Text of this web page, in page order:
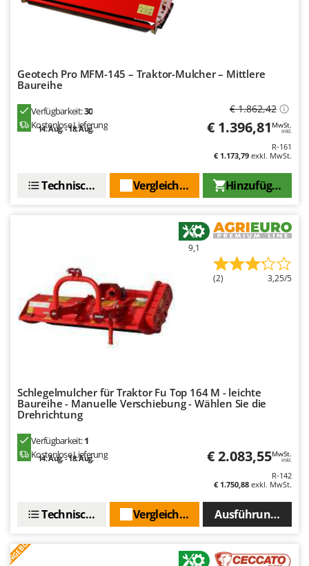
Geotech Pro MFM-145 – Traktor-Mulcher – Mittlere
Baureihe
Verfügbarkeit:30
Kostenlose Lieferung
14. Aug. - 18. Aug.
€ 1.862,42
€ 1.396,81 MwSt.
inkl.
R-161
€ 1.173,79 exkl. MwSt.
Hinzufügen
Vergleichen Sie
Technische Daten
9,1
(2) 3,25/5
Schlegelmulcher für Traktor Fu Top 164 M - leichte
Baureihe - Manuelle Verschiebung - Wählen Sie die
Drehrichtung
Verfügbarkeit:1
Kostenlose Lieferung
14. Aug. - 18. Aug. € 2.083,55MwSt.
inkl.
R-142
€ 1.750,88 exkl. MwSt.
Ausführungen(2)
Vergleichen Sie
Technische Daten
ANGEBOT